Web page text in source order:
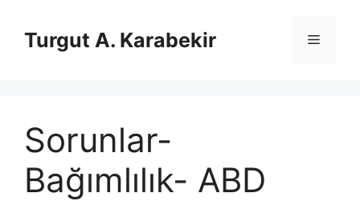
Turgut A. Karabekir Menü
Sorunlar-
Bağımlılık- ABD